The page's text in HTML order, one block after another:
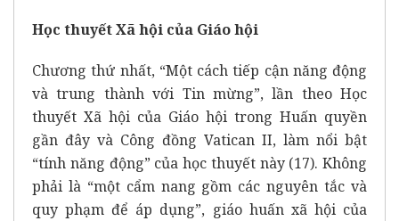
Học thuyếtXã hội của Giáo hội
Chương thứ nhất, “Một cách tiếp cận năng động
và trung thành với Tin mừng”, lần theo Học
thuyết Xã hội của Giáo hội trong Huấn quyền
gần đây và Công đồng Vatican II, làm nổi bật
“tính năng động” của học thuyết này (17). Không
phải là “một cẩm nang gồm các nguyên tắc và
quy phạm để áp dụng”, giáo huấn xã hội của